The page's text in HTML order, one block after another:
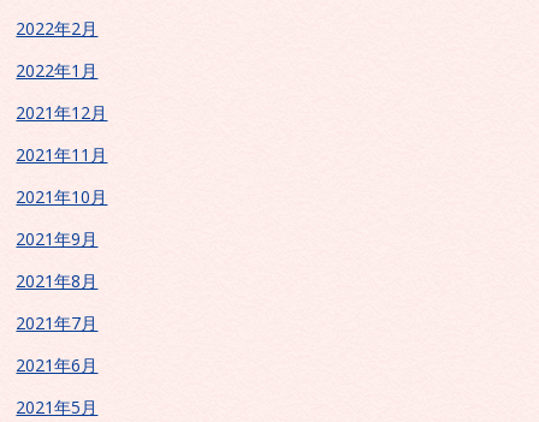
2022年2月
2022年1月
2021年12月
2021年11月
2021年10月
2021年9月
2021年8月
2021年7月
2021年6月
2021年5月